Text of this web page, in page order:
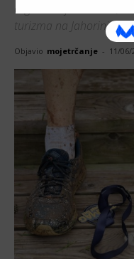
organizaciji PST tima,
turizma na Jahorini.
Objavio mojetrčanje - 11/06/